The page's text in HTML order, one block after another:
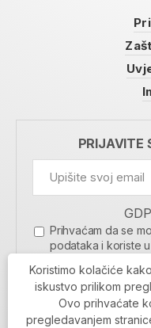
PRIJAVITE
Prihvaćam da se
podataka i koriste
Koristimo kolačiće
iskustvo prilikom
Ovo prihvaćate
pregledavanjem